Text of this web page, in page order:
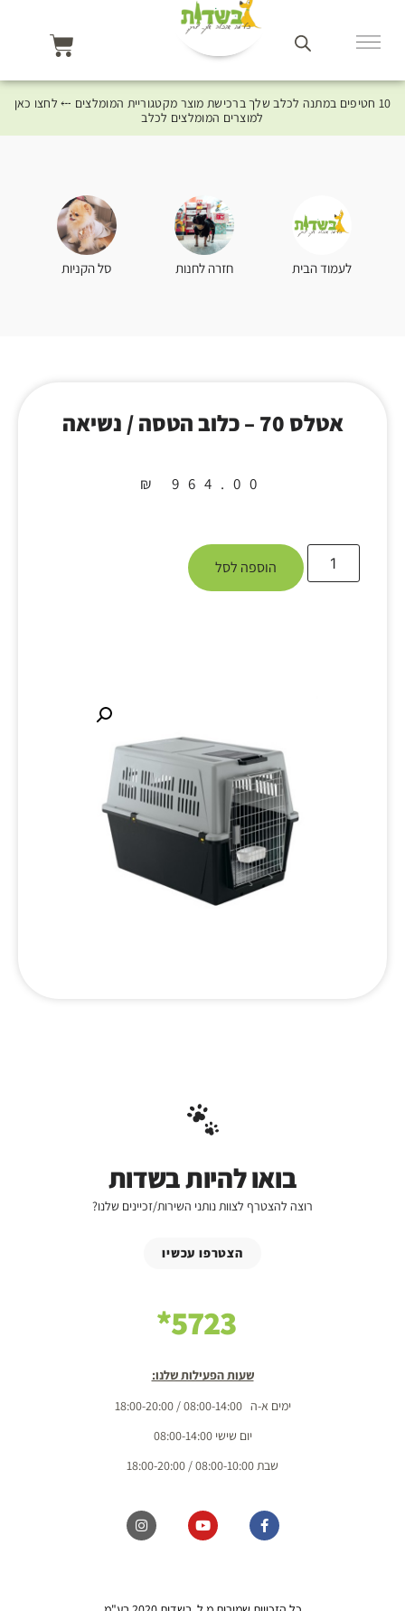
10 חטיפים במתנה לכלב שלך ברכישת מוצר מקטגוריית המומלצים ⤎ לחצו כאן
למוצרים המומלצים לכלב
לעמוד הבית חזרה לחנות סל הקניות
אטלס 70 – כלוב הטסה / נשיאה
₪ 964.00
הוספה לסל
בואו להיות בשדות
רוצה להצטרף לצוות נותני השירות/זכיינים שלנו?
הצטרפו עכשיו
5723*
שעות הפעילות שלנו:
ימים א-ה 08:00-14:00 / 18:00-20:00
יום שישי 08:00-14:00
שבת 08:00-10:00 / 18:00-20:00
כל הזכויות שמורות מ.ל. בשדות 2020 בע"מ